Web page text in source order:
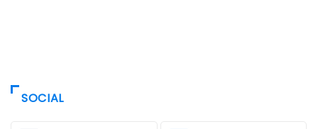
SOCIAL